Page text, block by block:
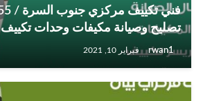
تصليح وصيانة مكيفات وحدات تكييف
rwan1 فبراير 10, 2021